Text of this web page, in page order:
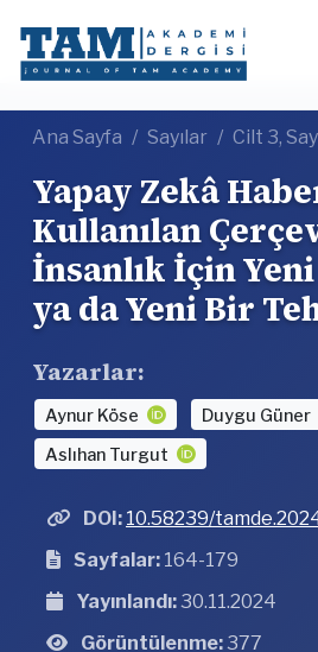
Ana Sayfa Sayılar Cilt 3,
Yapay Zekâ
Kullanılan
İnsanlık İçin
ya da Yeni Bir
Yazarlar:
Aynur Köse
Duygu Güner
Aslıhan Turgut
DOI: 10.58239/
Sayfalar: 164-179
Yayınlandı:30.11.2024
Görüntülenme:377